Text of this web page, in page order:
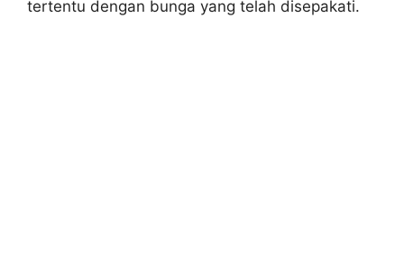
tertentu dengan bunga yang telah disepakati.